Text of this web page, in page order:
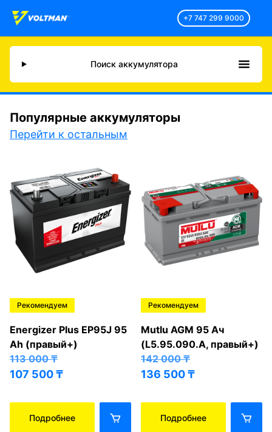
+7 747 299 9000
Поиск аккумулятора
Популярные аккумуляторы
Перейти к остальным
Рекомендуем
Energizer Plus EP95J 95
Ah (правый+)
113 000₸
107 500₸
Подробнее
Рекомендуем
Mutlu AGM 95 Ач
(L5.95.090.A, правый+)
142 000₸
136 500₸
Подробнее